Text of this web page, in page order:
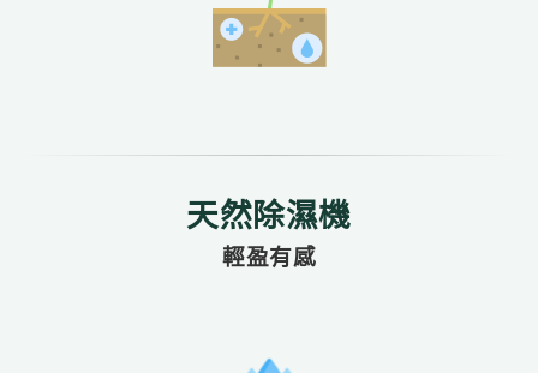
天然除濕機
輕盈有感